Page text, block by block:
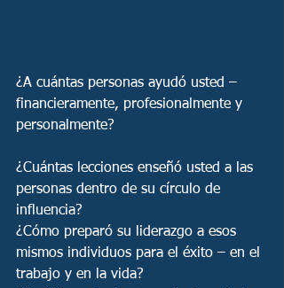
¿A cuántas personas ayudó usted –
financieramente, profesionalmente y
personalmente?
¿Cuántas lecciones enseñó usted a las
personas dentro de su círculo de
influencia?
¿Cómo preparó su liderazgo a esos
mismos individuos para el éxito – en el
trabajo y en la vida?